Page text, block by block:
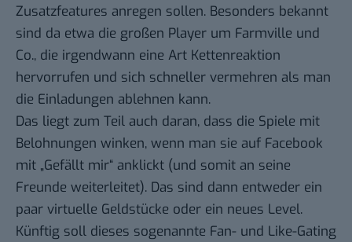
Zusatzfeatures anregen sollen. Besonders bekannt
sind da etwa die großen Player um Farmville und
Co., die irgendwann eine Art Kettenreaktion
hervorrufen und sich schneller vermehren als man
die Einladungen ablehnen kann.
Das liegt zum Teil auch daran, dass die Spiele mit
Belohnungen winken, wenn man sie auf Facebook
mit „Gefällt mir“ anklickt (und somit an seine
Freunde weiterleitet). Das sind dann entweder ein
paar virtuelle Geldstücke oder ein neues Level.
Künftig soll dieses sogenannte Fan- und Like-Gating